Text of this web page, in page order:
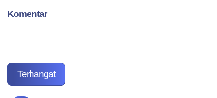
Komentar
Terhangat